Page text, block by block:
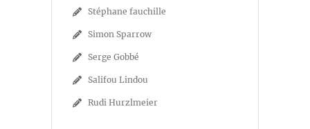
Stéphane fauchille
Simon Sparrow
Serge Gobbé
Salifou Lindou
Rudi Hurzlmeier